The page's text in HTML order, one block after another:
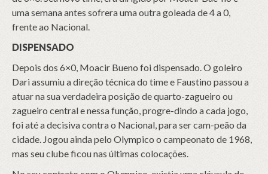
uma semana antes sofrera uma outra goleada de 4 a 0,
frente ao Nacional.
DISPENSADO
Depois dos 6×0, Moacir Bueno foi dispensado. O goleiro
Dari assumiu a direção técnica do time e Faustino passou a
atuar na sua verdadeira posição de quarto-zagueiro ou
zagueiro central e nessa função, progre-dindo a cada jogo,
foi até a decisiva contra o Nacional, para ser cam-peão da
cidade. Jogou ainda pelo Olympico o campeonato de 1968,
mas seu clube ficou nas últimas colocações.